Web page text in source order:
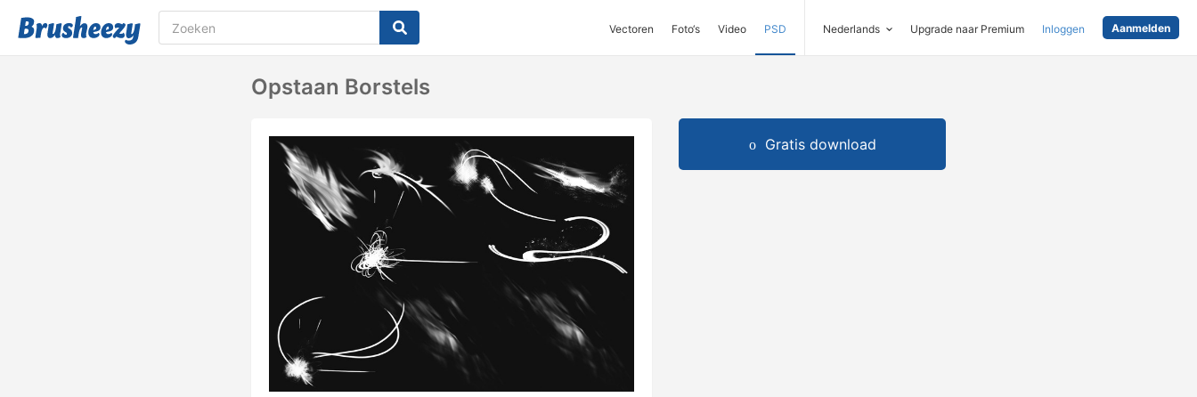
Vectoren Foto‘s Video PSD Nederlands Upgrade naar Premium Inloggen Aanmelden
Opstaan ​​borstels
Gratis download